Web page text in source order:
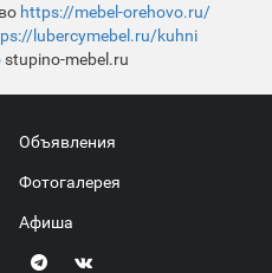
https://mebel-orehovo.ru/
lubercymebel.ru/kuhni
stupino-mebel.ru
Объявления
Фотогалерея
Афиша